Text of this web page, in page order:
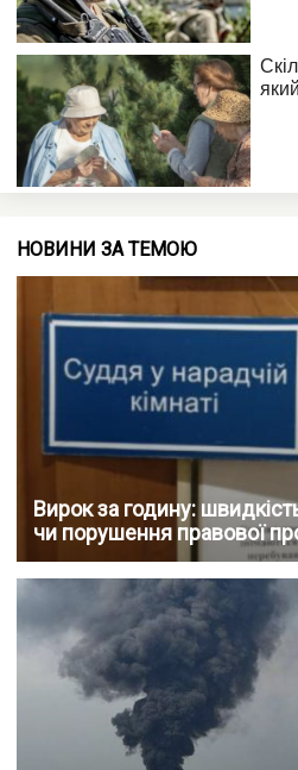
НОВИНИ ЗА ТЕМОЮ
Вирок за годину:
чи порушення правової